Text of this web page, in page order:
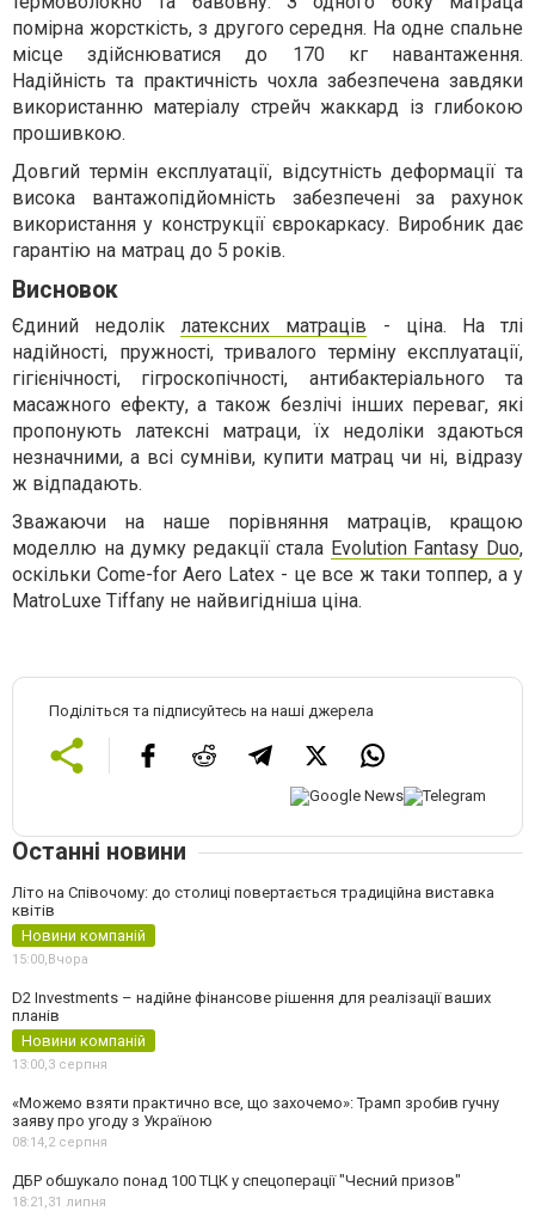
помірна жорсткість, з другого середня. На одне спальне
місце здійснюватися до 170 кг навантаження.
Надійність та практичність чохла забезпечена завдяки
використанню матеріалу стрейч жаккард із глибокою
прошивкою.
Довгий термін експлуатації, відсутність деформації та
висока вантажопідйомність забезпечені за рахунок
використання у конструкції єврокаркасу. Виробник дає
гарантію на матрац до 5 років.
Висновок
Єдиний недоліклатексних матраців - ціна. На тлі
надійності, пружності, тривалого терміну експлуатації,
гігієнічності, гігроскопічності, антибактеріального та
масажного ефекту, а також безлічі інших переваг, які
пропонують латексні матраци, їх недоліки здаються
незначними, а всі сумніви, купити матрац чи ні, відразу
ж відпадають.
Зважаючи на наше порівняння матраців, кращою
моделлю на думку редакції стала Evolution Fantasy Duo,
оскільки Come-for Aero Latex - це все ж таки топпер, а у
MatroLuxe Tiffany не найвигідніша ціна.
Поділіться та підписуйтесь на наші джерела
Останні новини
Літо на Співочому: до столиці повертається традиційна виставка
квітів
Новини компаній
15:00,Вчора
D2 Investments – надійне фінансове рішення для реалізації ваших
планів
Новини компаній
13:00,3 серпня
«Можемо взяти практично все, що захочемо»: Трамп зробив гучну
заяву про угоду з Україною
08:14,2 серпня
ДБР обшукало понад 100 ТЦК у спецоперації "Чесний призов"
18:21,31 липня